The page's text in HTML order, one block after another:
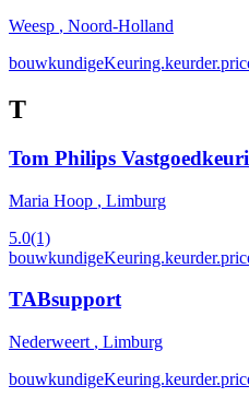
Weesp , Noord-Holland
T
Tom Philips
Maria Hoop , Limburg
5.0(1)
TABsupport
Nederweert , Limburg